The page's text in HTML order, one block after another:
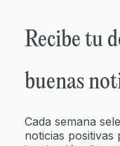
Recibe tu
buenas
Cada semana
noticias positivas